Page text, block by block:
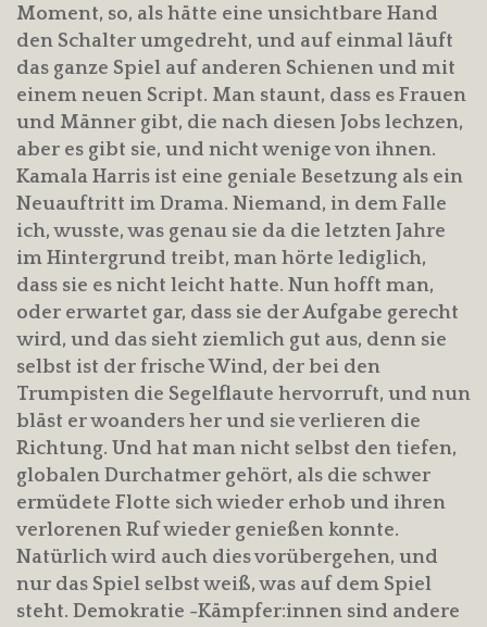
Moment, so, als hätte eine unsichtbare Hand
den Schalter umgedreht, und auf einmal läuft
das ganze Spiel auf anderen Schienen und mit
einem neuen Script. Man staunt, dass es Frauen
und Männer gibt, die nach diesen Jobs lechzen,
aber es gibt sie, und nicht wenige von ihnen.
Kamala Harris ist eine geniale Besetzung als ein
Neuauftritt im Drama. Niemand, in dem Falle
ich, wusste, was genau sie da die letzten Jahre
im Hintergrund treibt, man hörte lediglich,
dass sie es nicht leicht hatte. Nun hofft man,
oder erwartet gar, dass sie der Aufgabe gerecht
wird, und das sieht ziemlich gut aus, denn sie
selbst ist der frische Wind, der bei den
Trumpisten die Segelflaute hervorruft, und nun
bläst er woanders her und sie verlieren die
Richtung. Und hat man nicht selbst den tiefen,
globalen Durchatmer gehört, als die schwer
ermüdete Flotte sich wieder erhob und ihren
verlorenen Ruf wieder genießen konnte.
Natürlich wird auch dies vorübergehen, und
nur das Spiel selbst weiß, was auf dem Spiel
steht. Demokratie -Kämpfer:innen sind andere